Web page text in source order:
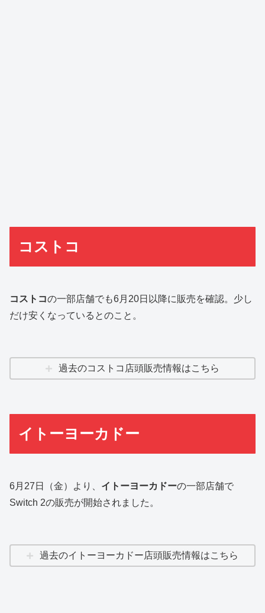
コストコ
コストコの一部店舗でも6月20日以降に販売を確認。少し
だけ安くなっているとのこと。
過去のコストコ店頭販売情報はこちら
イトーヨーカドー
6月27日（金）より、 イトーヨーカドーの一部店舗で
Switch 2の販売が開始されました。
過去のイトーヨーカドー店頭販売情報はこちら